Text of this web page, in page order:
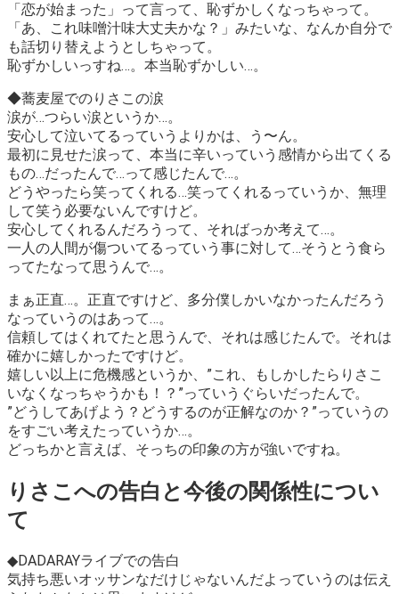
「恋が始まった」 って言って、恥ずかしくなっちゃって。
「あ、これ味噌汁味大丈夫かな？」みたいな、なんか自分で
も話切り替えようとしちゃって。
恥ずかしいっすね…。本当恥ずかしい…。
◆蕎麦屋でのりさこの涙
涙が…つらい涙というか…。
安心して泣いてるっていうよりかは、う〜ん。
最初に見せた涙って、本当に辛いっていう感情から出てくる
もの…だったんで…って感じたんで…。
どうやったら笑ってくれる…笑ってくれるっていうか、無理
して笑う必要ないんですけど。
安心してくれるんだろうって、そればっか考えて…。
一人の人間が傷ついてるっていう事に対して…そうとう食ら
ってたなって思うんで…。
まぁ正直…。正直ですけど、多分僕しかいなかったんだろう
なっていうのはあって…。
信頼してはくれてたと思うんで、それは感じたんで。それは
確かに嬉しかったですけど。
嬉しい以上に危機感というか、 ”これ、もしかしたらりさこ
いなくなっちゃうかも！？”っていうぐらいだったんで。
”どうしてあげよう？どうするのが正解なのか？”っていうの
をすごい考えたっていうか…。
どっちかと言えば、そっちの印象の方が強いですね。
りさこへの告白と今後の関係性につい
て
◆DADARAYライブでの告白
気持ち悪いオッサンなだけじゃないんだよっていうのは伝え